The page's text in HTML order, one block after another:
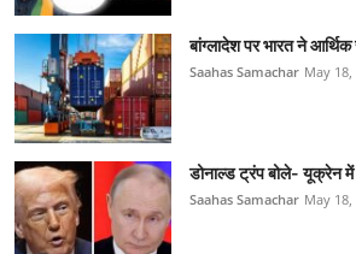
बांग्लादेश पर भारत ने
Saahas Samachar May 18,
डोनाल्ड ट्रंप बोले- यूक्रेन
Saahas Samachar May 18,